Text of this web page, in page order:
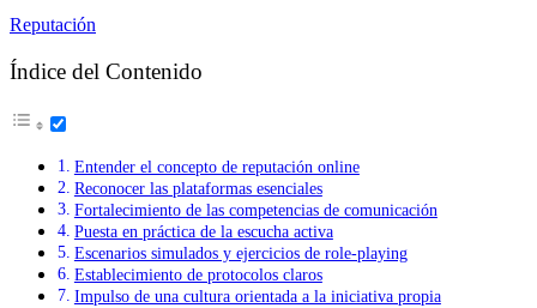
Reputación
Índice del Contenido
Entender el concepto de reputación online
Reconocer las plataformas esenciales
Fortalecimiento de las competencias de comunicación
Puesta en práctica de la escucha activa
Escenarios simulados y ejercicios de role-playing
Establecimiento de protocolos claros
Impulso de una cultura orientada a la iniciativa propia